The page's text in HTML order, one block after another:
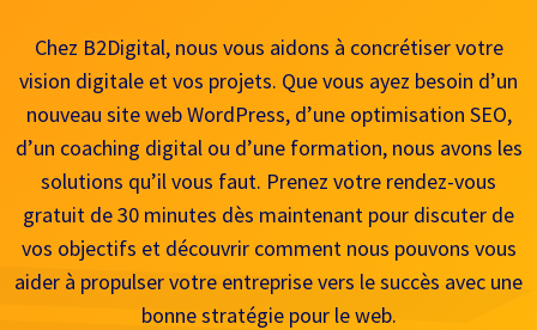
Chez B2Digital, nous vous aidons à concrétiser votre
vision digitale et vos projets. Que vous ayez besoin d’un
nouveau site web WordPress, d’une optimisation SEO,
d’un coaching digital ou d’une formation, nous avons les
solutions qu’il vous faut. Prenez votre rendez-vous
gratuit de 30 minutes dès maintenant pour discuter de
vos objectifs et découvrir comment nous pouvons vous
aider à propulser votre entreprise vers le succès avec une
bonne stratégie pour le web.